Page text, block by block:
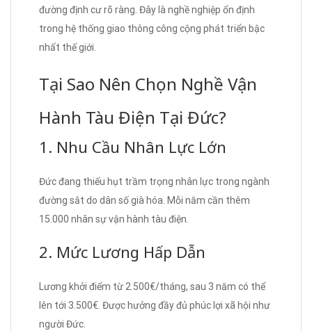
đường định cư rõ ràng. Đây là nghề nghiệp ổn định
trong hệ thống giao thông công cộng phát triển bậc
nhất thế giới.
Tại Sao Nên Chọn Nghề Vận
Hành Tàu Điện Tại Đức?
1. Nhu Cầu Nhân Lực Lớn
Đức đang thiếu hụt trầm trọng nhân lực trong ngành
đường sắt do dân số già hóa. Mỗi năm cần thêm
15.000 nhân sự vận hành tàu điện.
2. Mức Lương Hấp Dẫn
Lương khởi điểm từ 2.500€/tháng, sau 3 năm có thể
lên tới 3.500€. Được hưởng đầy đủ phúc lợi xã hội như
người Đức.